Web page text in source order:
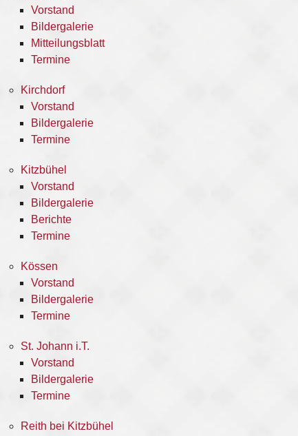
Vorstand
Bildergalerie
Mitteilungsblatt
Termine
Kirchdorf
Vorstand
Bildergalerie
Termine
Kitzbühel
Vorstand
Bildergalerie
Berichte
Termine
Kössen
Vorstand
Bildergalerie
Termine
St. Johann i.T.
Vorstand
Bildergalerie
Termine
Reith bei Kitzbühel